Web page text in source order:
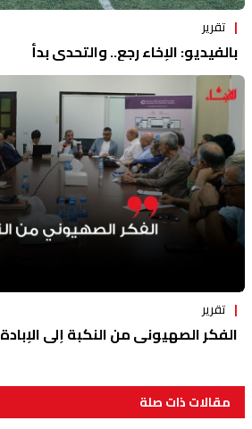
تقرير
بالفيديو: الإخاء رجع.. والتحدي بدأ
تقرير
الفكر الصهيوني من النكبة إلى الإبادة
مقالات ذات صلة